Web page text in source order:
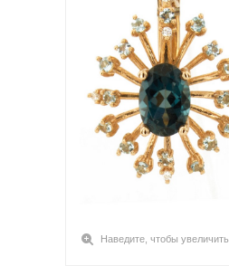
Наведите, чтобы увеличить